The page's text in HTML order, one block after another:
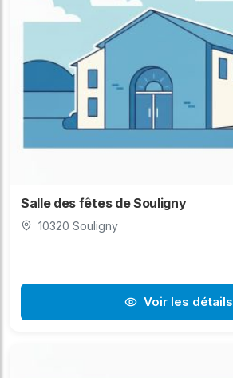
Salle des fêtes de Souligny
10320 Souligny
Voir les détails